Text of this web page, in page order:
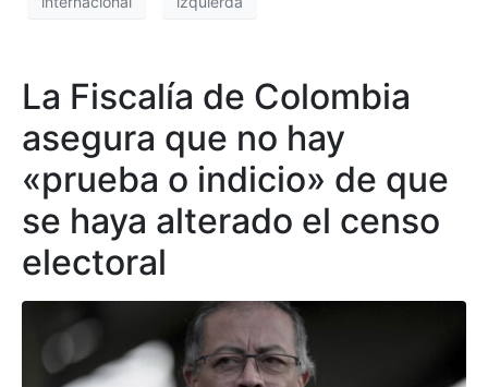
La Fiscalía de Colombia
asegura que no hay
«prueba o indicio» de que
se haya alterado el censo
electoral